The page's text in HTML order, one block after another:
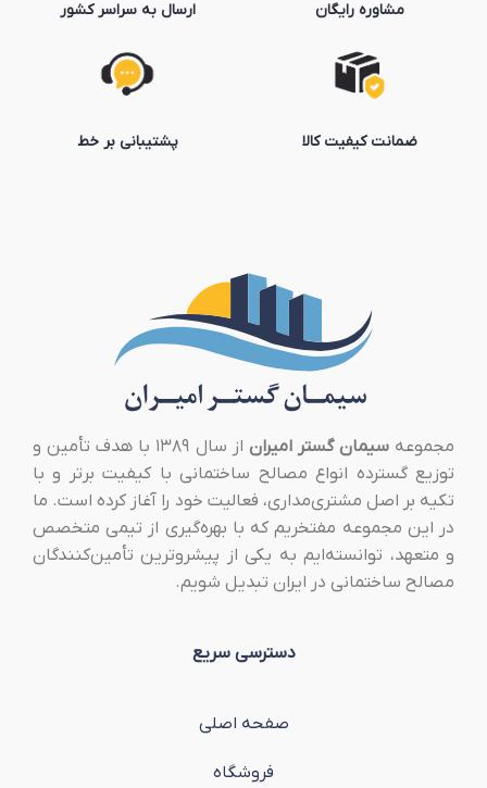
مشاوره رایگان
ضمانت کیفیت کالا
ارسال به سراسر کشور
پشتیبانی بر خط
مجموعهسیمان گستر امیران
از سال ۱۳۸۹ با هدف تأمین و
توزیع گسترده انواع مصالح ساختمانی با کیفیت برتر و با
تکیه بر اصل مشتری‌مداری، فعالیت خود را آغاز کرده است. ما
در این مجموعه مفتخریم که با بهره‌گیری از تیمی متخصص
و متعهد، توانسته‌ایم به یکی از پیشروترین تأمین‌کنندگان
مصالح ساختمانی در ایران تبدیل شویم.
دسترسی سریع
صفحه اصلی
فروشگاه